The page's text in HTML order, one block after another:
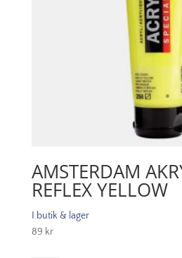
AMSTERDAM
REFLEX YELLOW
I butik & lager
89 kr